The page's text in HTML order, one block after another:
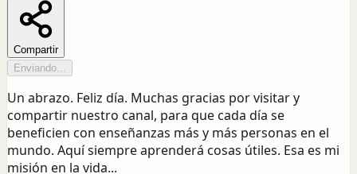
Compartir
Enviando...
Un abrazo. Feliz día. Muchas gracias por visitar y
compartir nuestro canal, para que cada día se
beneficien con enseñanzas más y más personas en el
mundo. Aquí siempre aprenderá cosas útiles. Esa es mi
misión en la vida...